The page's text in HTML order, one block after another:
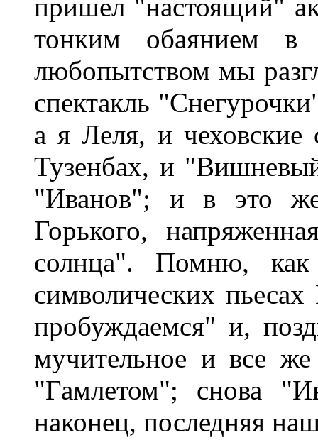
пришел "настоящий"
тонким обаянием
любопытством мы
спектакль
а я Леля, и
Тузенбах, и
"Иванов"; и в это
Горького,
солнца". Помню,
символических
пробуждаемся" и,
мучительное и все
"Гамлетом"; снова
наконец, последняя